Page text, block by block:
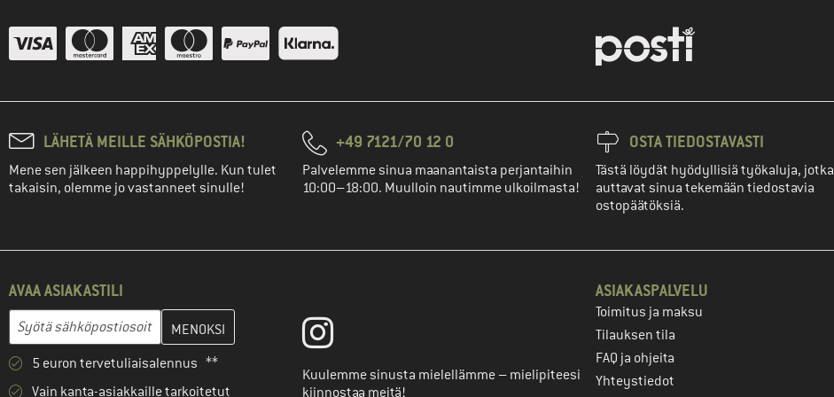
LÄHETÄ MEILLE SÄHKÖPOSTIA!
Mene sen jälkeen happihyppelylle. Kun tulet
takaisin, olemme jo vastanneet sinulle!
+49 7121/70 12 0
Palvelemme sinua maanantaista perjantaihin
10:00–18:00. Muulloin nautimme ulkoilmasta!
OSTA TIEDOSTAVASTI
Tästä löydät hyödyllisiä työkaluja, jotka
auttavat sinua tekemään tiedostavia
ostopäätöksiä.
AVAA ASIAKASTILI
Sähköpostiosoite
Anna sähköpostiosoitteesi ja luo seuraavassa vaiheessa asiakastili
5 euron tervetuliaisalennus **
Vain kanta-asiakkaille tarkoitetut
Kuulemme sinusta mielellämme – mielipiteesi
kiinnostaa meitä!
ASIAKASPALVELU
Toimitus ja maksu
Tilauksen tila
FAQ ja ohjeita
Yhteystiedot